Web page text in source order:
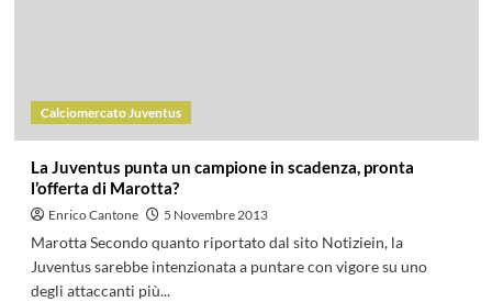
Calciomercato Juventus
La Juventus punta un campione in scadenza, pronta
l’offerta di Marotta?
Enrico Cantone 5 Novembre 2013
Marotta Secondo quanto riportato dal sito Notiziein, la
Juventus sarebbe intenzionata a puntare con vigore su uno
degli attaccanti più...